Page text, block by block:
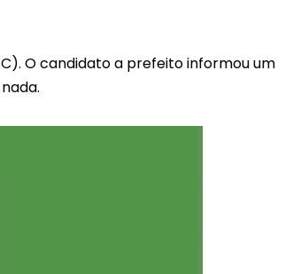
O candidato a prefeito informou um